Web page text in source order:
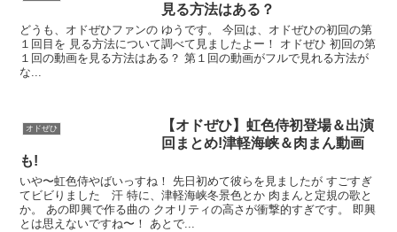
見る方法はある？
どうも、オドぜひファンの ゆうです。 今回は、オドぜひの初回の第
１回目を 見る方法について調べて見ましたよー！ オドぜひ 初回の第
１回の動画を見る方法はある？ 第１回の動画がフルで見れる方法が
な...
オドぜひ
【オドぜひ】虹色侍初登場＆出演
回まとめ!津軽海峡＆肉まん動画
も!
いや〜虹色侍やばいっすね！ 先日初めて彼らを見ましたが すごすぎ
てビビりました 汗 特に、津軽海峡冬景色とか 肉まんと定規の歌と
か。 あの即興で作る曲の クオリティの高さが衝撃的すぎです。 即興
とは思えないですね〜！ あとで...